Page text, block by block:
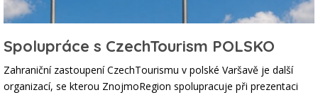
Spolupráce s CzechTourism POLSKO
Zahraniční zastoupení CzechTourismu v polské Varšavě je další
organizací, se kterou ZnojmoRegion spolupracuje při prezentaci